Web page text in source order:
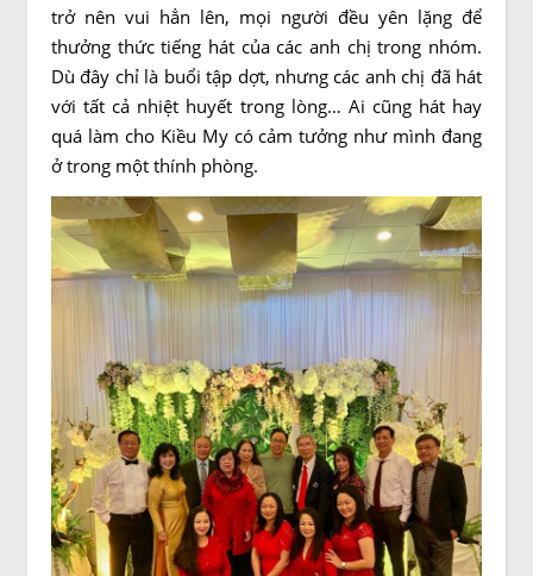
trở nên vui hẳn lên, mọi người đều yên lặng để
thưởng thức tiếng hát của các anh chị trong nhóm.
Dù đây chỉ là buổi tập dợt, nhưng các anh chị đã hát
với tất cả nhiệt huyết trong lòng… Ai cũng hát hay
quá làm cho Kiều My có cảm tưởng như mình đang
ở trong một thính phòng.